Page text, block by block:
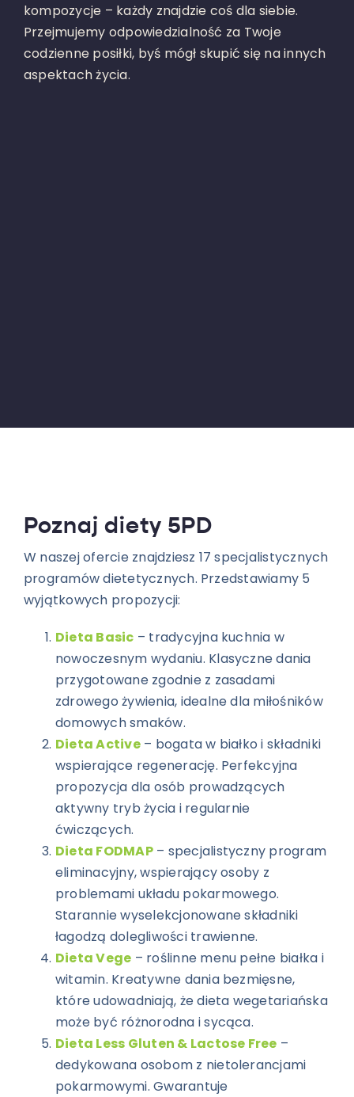
kompozycje – każdy znajdzie coś dla siebie.
Przejmujemy odpowiedzialność za Twoje
codzienne posiłki, byś mógł skupić się na innych
aspektach życia.
Poznaj diety 5PD
W naszej ofercie znajdziesz 17 specjalistycznych
programów dietetycznych. Przedstawiamy 5
wyjątkowych propozycji:
Dieta Basic – tradycyjna kuchnia w
nowoczesnym wydaniu. Klasyczne dania
przygotowane zgodnie z zasadami
zdrowego żywienia, idealne dla miłośników
domowych smaków.
Dieta Active– bogata w białko i składniki
wspierające regenerację. Perfekcyjna
propozycja dla osób prowadzących
aktywny tryb życia i regularnie
ćwiczących.
Dieta FODMAP– specjalistyczny program
eliminacyjny, wspierający osoby z
problemami układu pokarmowego.
Starannie wyselekcjonowane składniki
łagodzą dolegliwości trawienne.
Dieta Vege – roślinne menu pełne białka i
witamin. Kreatywne dania bezmięsne,
które udowadniają, że dieta wegetariańska
może być różnorodna i sycąca.
Dieta Less Gluten & Lactose Free –
dedykowana osobom z nietolerancjami
pokarmowymi. Gwarantuje